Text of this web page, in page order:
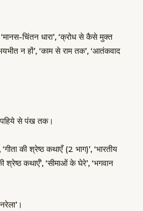
‘मानस-चिंतन धारा’, ‘क्रोध से कैसे मुक्त
न हों’, ‘काम से राम तक’, ‘आतंकवाद
पहिये से पंख तक।
की श्रेष्ठ कथाएँ (2 भाग)’, ‘भारतीय
श्रेष्ठ कथाएँ’, ‘सीमाओं के घेरे’, ‘भगवान